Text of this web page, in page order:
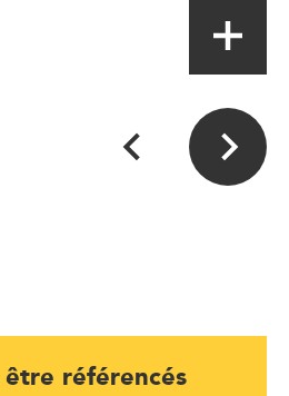
être référencés